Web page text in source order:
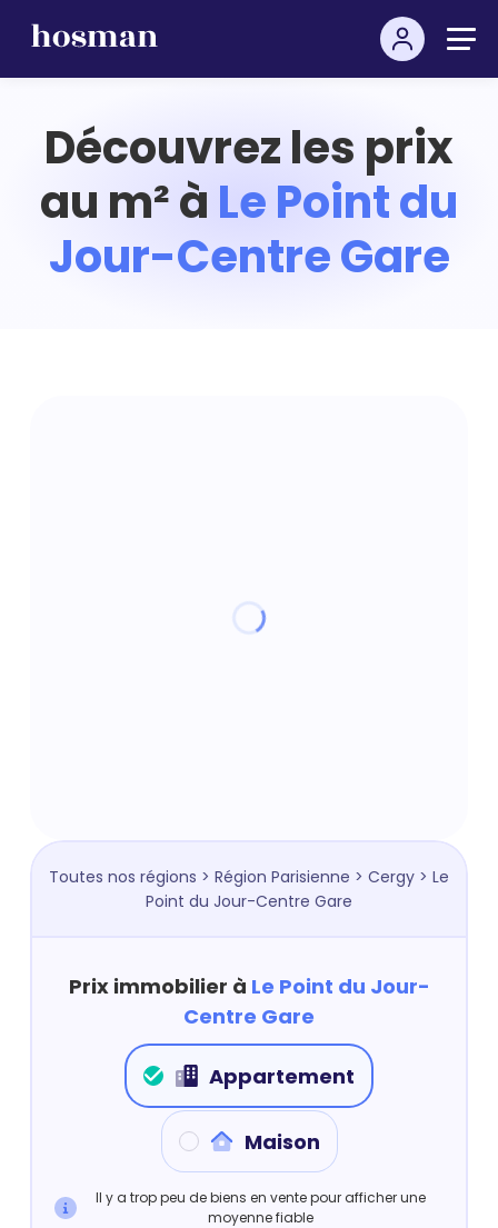
Découvrez les prix
au m² à Le Point du
Jour-Centre Gare
Toutes nos régions > Région Parisienne > Cergy > Le
Point du Jour-Centre Gare
Prix immobilier à Le Point du Jour-
Centre Gare
Appartement
Maison
Il y a trop peu de biens en vente pour afficher une
moyenne fiable